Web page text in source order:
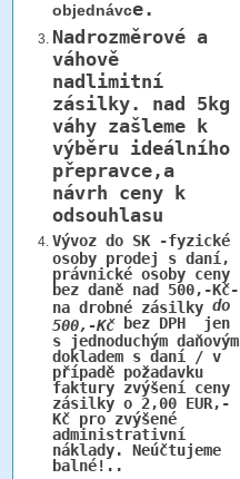
objednávce.
Nadrozměrové a
váhově
nadlimitní
zásilky. nad 5kg
váhy zašleme k
výběru ideálního
přepravce,a
návrh ceny k
odsouhlasu
Vývoz do SK -fyzické
osoby prodej s daní,
právnické osoby ceny
bez daně nad 500,-Kč-
na drobné zásilky do
500,-Kčbez DPH jen
s jednoduchým daňovým
dokladem s daní / v
případě požadavku
faktury zvýšení ceny
zásilky o 2,00 EUR,-
Kč pro zvýšené
administrativní
náklady. Neúčtujeme
balné!..